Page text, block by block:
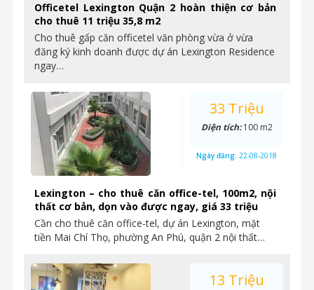
Officetel Lexington Quận 2 hoàn thiện cơ bản
cho thuê 11 triệu 35,8 m2
Cho thuê gấp căn officetel văn phòng vừa ở vừa
đăng ký kinh doanh được dự án Lexington Residence
ngay…
Lexington – cho thuê căn office-tel, 100m2, nội
thất cơ bản, dọn vào được ngay, giá 33 triệu
Cần cho thuê căn office-tel, dự án Lexington, mặt
tiền Mai Chí Thọ, phường An Phú, quận 2 nội thất…
33 Triệu
Diện tích:100 m2
Ngày đăng: 22-08-2018
13 Triệu